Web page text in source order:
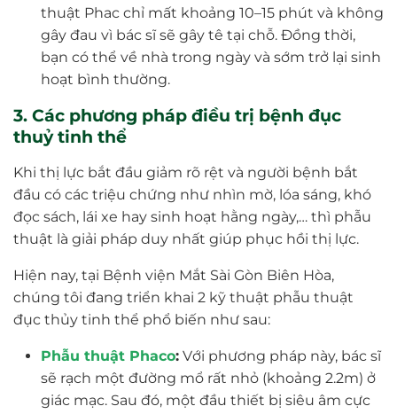
thuật Phac chỉ mất khoảng 10–15 phút và không
gây đau vì bác sĩ sẽ gây tê tại chỗ. Đồng thời,
bạn có thể về nhà trong ngày và sớm trở lại sinh
hoạt bình thường.
3. Các phương pháp điều trị bệnh đục
thuỷ tinh thể
Khi thị lực bắt đầu giảm rõ rệt và người bệnh bắt
đầu có các triệu chứng như nhìn mờ, lóa sáng, khó
đọc sách, lái xe hay sinh hoạt hằng ngày,… thì phẫu
thuật là giải pháp duy nhất giúp phục hồi thị lực.
Hiện nay, tại Bệnh viện Mắt Sài Gòn Biên Hòa,
chúng tôi đang triển khai 2 kỹ thuật phẫu thuật
đục thủy tinh thể phổ biến như sau:
Phẫu thuật Phaco:Với phương pháp này, bác sĩ
sẽ rạch một đường mổ rất nhỏ (khoảng 2.2m) ở
giác mạc. Sau đó, một đầu thiết bị siêu âm cực